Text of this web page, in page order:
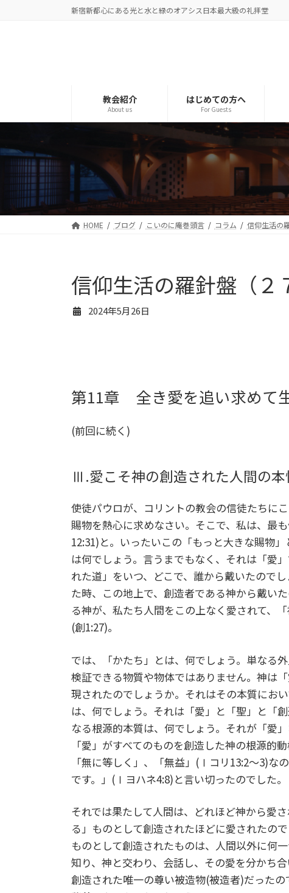
プ
動
新宿新都心にある光と水と緑のオアシス日本最大級の礼拝堂
教会紹介
About us
はじめての方へ
For Guests
HOME ブログ こいのに庵巻頭言 コラム 信仰生活の
信仰生活の羅針盤（２
2024年5月26日
第11章 全き愛を追い求めて
(前回に続く)
Ⅲ.愛こそ神の創造された人間の
使徒パウロが、コリントの教会の信徒たちに
賜物を熱心に求めなさい。そこで、私は、最
12:31)と。いったいこの「もっと大きな賜物
は何でしょう。言うまでもなく、それは「愛
れた道」をいつ、どこで、誰から戴いたので
た時、この地上で、創造者である神から戴い
る神が、私たち人間をこの上なく愛されて、
(創1:27)。
では、「かたち」とは、何でしょう。単なる
検証できる物質や物体ではありません。神は
現されたのでしょうか。それはその本質にお
は、何でしょう。それは「愛」と「聖」と「
なる根源的本質は、何でしょう。それが「愛
「愛」がすべてのものを創造した神の根源的
「無に等しく」、「無益」(Ⅰコリ13:2～3)な
です。」(Ⅰヨハネ4:8)と言い切ったのでした。
それでは果たして人間は、どれほど神から愛
る」ものとして創造されたほどに愛されたの
ものとして創造されたものは、人間以外に何
知り、神と交わり、会話し、その愛を分かち
創造された唯一の尊い被造物(被造者)だった